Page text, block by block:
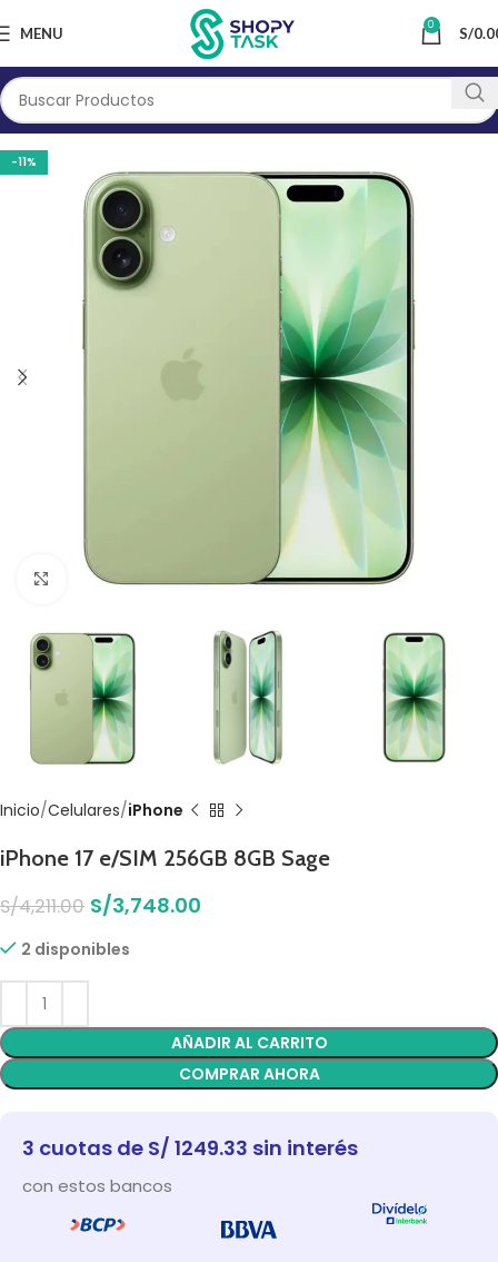
MENU 0 S/
-11%
Click to enlarge
Inicio Celulares iPhone
iPhone 17 e/SIM 256GB 8GB Sage
S/4,211.00 S/3,748.00
2 disponibles
AÑADIR AL CARRITO
COMPRAR AHORA
3 cuotas de S/ 1249.33 sin interés
con estos bancos